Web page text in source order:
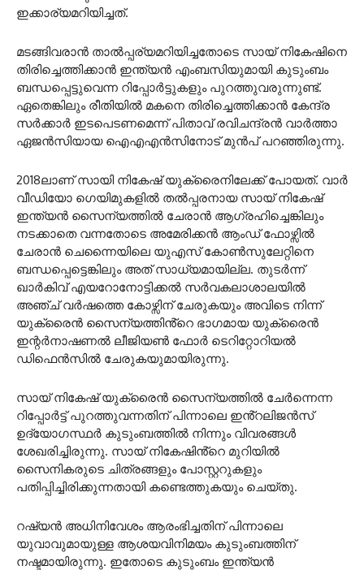
ഇക്കാര്യമറിയിച്ചത്.
മടങ്ങിവരാൻ താൽപ്പര്യമറിയിച്ചതോടെ സായ് നികേഷിനെ
തിരിച്ചെത്തിക്കാൻ ഇന്ത്യൻ എംബസിയുമായി കുടുംബം
ബന്ധപ്പെട്ടുവെന്ന റിപ്പോർട്ടുകളും പുറത്തുവരുന്നുണ്ട്.
ഏതെങ്കിലും രീതിയിൽ മകനെ തിരിച്ചെത്തിക്കാൻ കേന്ദ്ര
സർക്കാർ ഇടപെടണമെന്ന് പിതാവ് രവിചന്ദ്രന്‍ വാര്‍ത്താ
ഏജന്‍സിയായ ഐഎഎന്‍സിനോട് മുൻപ് പറഞ്ഞിരുന്നു.
2018ലാണ് സായി നികേഷ് യുക്രൈനിലേക്ക് പോയത്. വാർ
വീഡിയോ ഗെയിമുകളിൽ തൽപ്പരനായ സായ് നികേഷ്
ഇന്ത്യൻ സൈന്യത്തിൽ ചേരാൻ ആഗ്രഹിച്ചെങ്കിലും
നടക്കാതെ വന്നതോടെ അമേരിക്കൻ ആംഡ് ഫോഴ്സിൽ
ചേരാൻ ചെന്നൈയിലെ യുഎസ് കോൺസുലേറ്റിനെ
ബന്ധപ്പെട്ടെങ്കിലും അത് സാധ്യമായില്ല. തുടർന്ന്
ഖാർകിവ് എയറോനോട്ടിക്കൽ സർവകലാശാലയിൽ
അഞ്ച് വർഷത്തെ കോഴ്സിന് ചേരുകയും അവിടെ നിന്ന്
യുക്രൈൻ സൈന്യത്തിൻ്റെ ഭാഗമായ യുക്രൈൻ
ഇന്റര്‍നാഷണല്‍ ലീജിയണ്‍ ഫോര്‍ ടെറിറ്റോറിയല്‍
ഡിഫെന്‍സില്‍ ചേരുകയുമായിരുന്നു.
സായ് നികേഷ് യുക്രൈൻ സൈന്യത്തിൽ ചേർന്നെന്ന
റിപ്പോർട്ട് പുറത്തുവന്നതിന് പിന്നാലെ ഇൻ്റലിജൻസ്
ഉദ്യോഗസ്ഥർ കുടുംബത്തിൽ നിന്നും വിവരങ്ങൾ
ശേഖരിച്ചിരുന്നു. സായ് നികേഷിൻ്റെ മുറിയിൽ
സൈനികരുടെ ചിത്രങ്ങളും പോസ്റ്ററുകളും
പതിപ്പിച്ചിരിക്കുന്നതായി കണ്ടെത്തുകയും ചെയ്തു.
റഷ്യൻ അധിനിവേശം ആരംഭിച്ചതിന് പിന്നാലെ
യുവാവുമായുള്ള ആശയവിനിമയം കുടുംബത്തിന്
നഷ്ടമായിരുന്നു. ഇതോടെ കുടുംബം ഇന്ത്യൻ